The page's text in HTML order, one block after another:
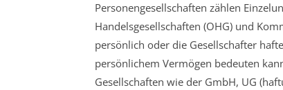
Personengesellschaften zählen
Handelsgesellschaften (OHG) und
persönlich oder die Gesellschafter
persönlichem Vermögen bedeuten
Gesellschaften wie der GmbH, UG